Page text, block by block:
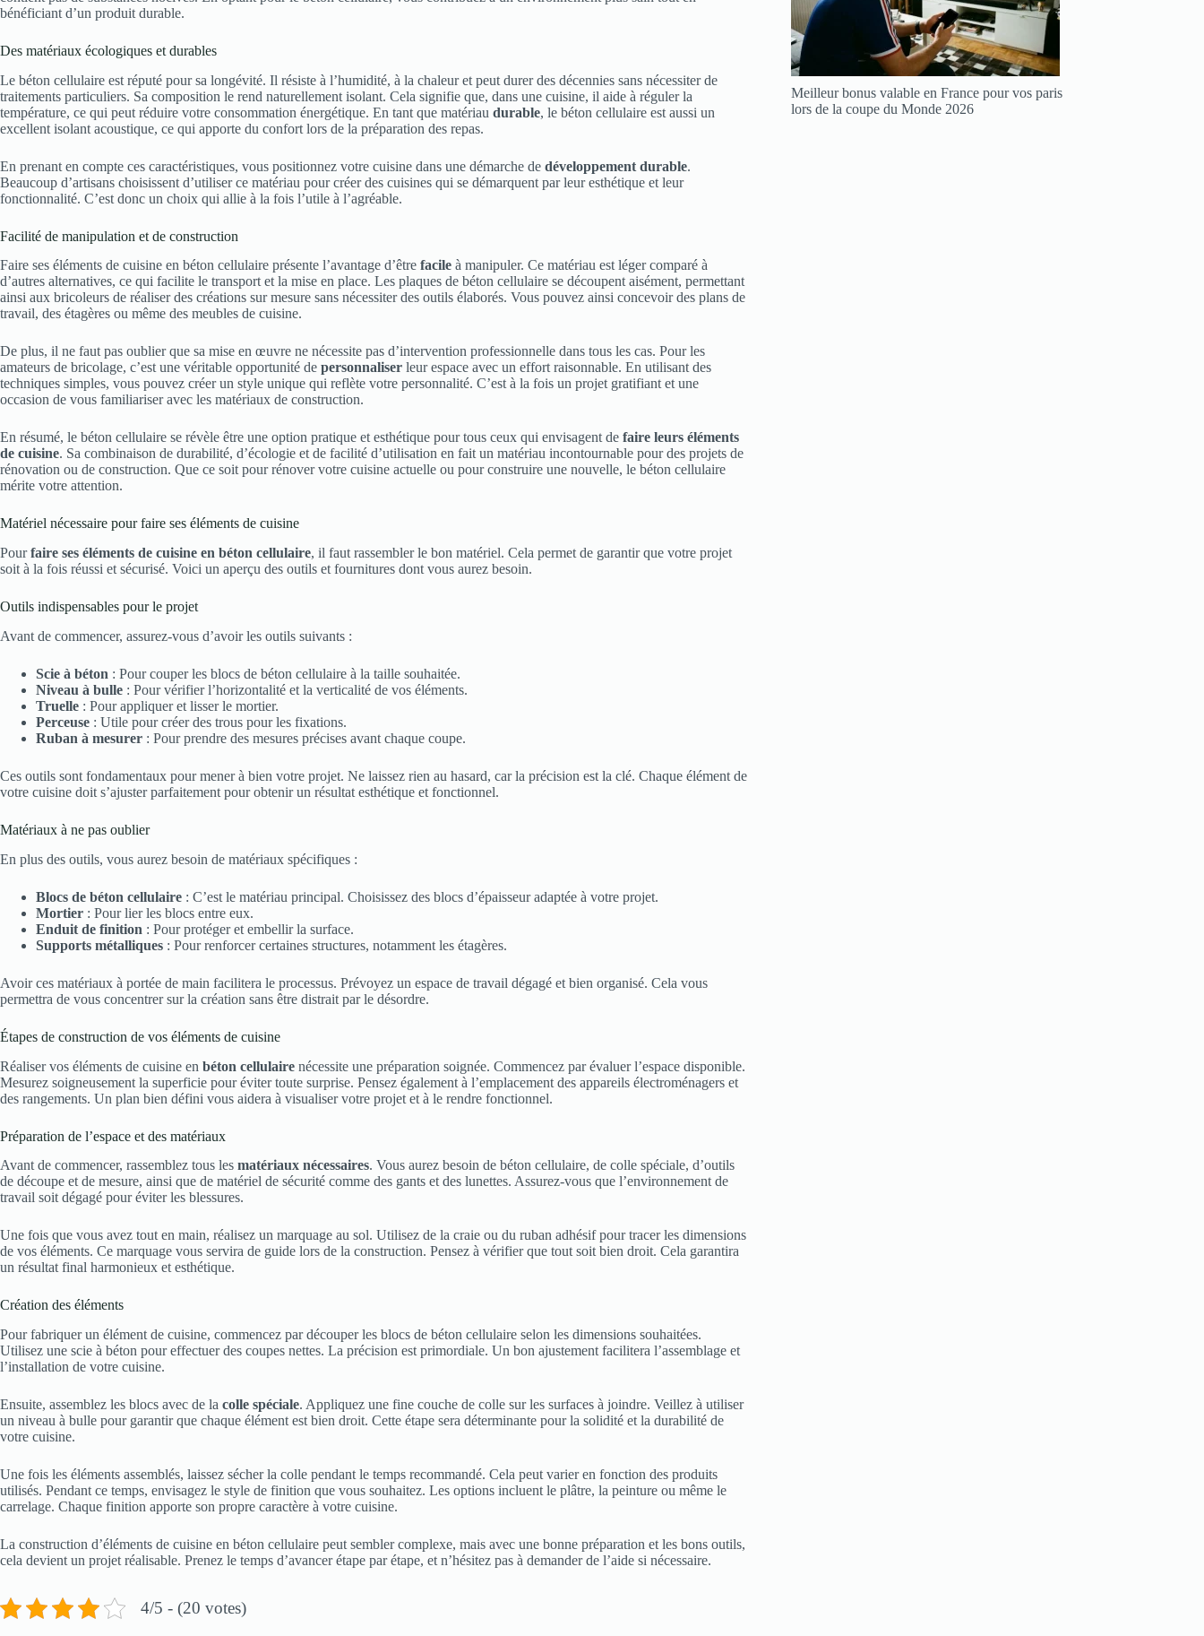
bénéficiant d’un produit durable.
Des matériaux écologiques et durables
Le béton cellulaire est réputé pour sa longévité. Il résiste à l’humidité, à la chaleur et peut durer des décennies sans nécessiter de
traitements particuliers. Sa composition le rend naturellement isolant. Cela signifie que, dans une cuisine, il aide à réguler la
température, ce qui peut réduire votre consommation énergétique. En tant que matériau durable, le béton cellulaire est aussi un
excellent isolant acoustique, ce qui apporte du confort lors de la préparation des repas.
En prenant en compte ces caractéristiques, vous positionnez votre cuisine dans une démarche de développement durable.
Beaucoup d’artisans choisissent d’utiliser ce matériau pour créer des cuisines qui se démarquent par leur esthétique et leur
fonctionnalité. C’est donc un choix qui allie à la fois l’utile à l’agréable.
Facilité de manipulation et de construction
Faire ses éléments de cuisine en béton cellulaire présente l’avantage d’être facile à manipuler. Ce matériau est léger comparé à
d’autres alternatives, ce qui facilite le transport et la mise en place. Les plaques de béton cellulaire se découpent aisément, permettant
ainsi aux bricoleurs de réaliser des créations sur mesure sans nécessiter des outils élaborés. Vous pouvez ainsi concevoir des plans de
travail, des étagères ou même des meubles de cuisine.
De plus, il ne faut pas oublier que sa mise en œuvre ne nécessite pas d’intervention professionnelle dans tous les cas. Pour les
amateurs de bricolage, c’est une véritable opportunité de personnaliser leur espace avec un effort raisonnable. En utilisant des
techniques simples, vous pouvez créer un style unique qui reflète votre personnalité. C’est à la fois un projet gratifiant et une
occasion de vous familiariser avec les matériaux de construction.
En résumé, le béton cellulaire se révèle être une option pratique et esthétique pour tous ceux qui envisagent de faire leurs éléments
de cuisine. Sa combinaison de durabilité, d’écologie et de facilité d’utilisation en fait un matériau incontournable pour des projets de
rénovation ou de construction. Que ce soit pour rénover votre cuisine actuelle ou pour construire une nouvelle, le béton cellulaire
mérite votre attention.
Matériel nécessaire pour faire ses éléments de cuisine
Pourfaire ses éléments de cuisine en béton cellulaire, il faut rassembler le bon matériel. Cela permet de garantir que votre projet
soit à la fois réussi et sécurisé. Voici un aperçu des outils et fournitures dont vous aurez besoin.
Outils indispensables pour le projet
Avant de commencer, assurez-vous d’avoir les outils suivants :
Scie à béton : Pour couper les blocs de béton cellulaire à la taille souhaitée.
Niveau à bulle : Pour vérifier l’horizontalité et la verticalité de vos éléments.
Truelle : Pour appliquer et lisser le mortier.
Perceuse : Utile pour créer des trous pour les fixations.
Ruban à mesurer : Pour prendre des mesures précises avant chaque coupe.
Ces outils sont fondamentaux pour mener à bien votre projet. Ne laissez rien au hasard, car la précision est la clé. Chaque élément de
votre cuisine doit s’ajuster parfaitement pour obtenir un résultat esthétique et fonctionnel.
Matériaux à ne pas oublier
En plus des outils, vous aurez besoin de matériaux spécifiques :
Blocs de béton cellulaire : C’est le matériau principal. Choisissez des blocs d’épaisseur adaptée à votre projet.
Mortier : Pour lier les blocs entre eux.
Enduit de finition : Pour protéger et embellir la surface.
Supports métalliques : Pour renforcer certaines structures, notamment les étagères.
Avoir ces matériaux à portée de main facilitera le processus. Prévoyez un espace de travail dégagé et bien organisé. Cela vous
permettra de vous concentrer sur la création sans être distrait par le désordre.
Étapes de construction de vos éléments de cuisine
Réaliser vos éléments de cuisine en béton cellulaire nécessite une préparation soignée. Commencez par évaluer l’espace disponible.
Mesurez soigneusement la superficie pour éviter toute surprise. Pensez également à l’emplacement des appareils électroménagers et
des rangements. Un plan bien défini vous aidera à visualiser votre projet et à le rendre fonctionnel.
Préparation de l’espace et des matériaux
Avant de commencer, rassemblez tous les matériaux nécessaires. Vous aurez besoin de béton cellulaire, de colle spéciale, d’outils
de découpe et de mesure, ainsi que de matériel de sécurité comme des gants et des lunettes. Assurez-vous que l’environnement de
travail soit dégagé pour éviter les blessures.
Une fois que vous avez tout en main, réalisez un marquage au sol. Utilisez de la craie ou du ruban adhésif pour tracer les dimensions
de vos éléments. Ce marquage vous servira de guide lors de la construction. Pensez à vérifier que tout soit bien droit. Cela garantira
un résultat final harmonieux et esthétique.
Création des éléments
Pour fabriquer un élément de cuisine, commencez par découper les blocs de béton cellulaire selon les dimensions souhaitées.
Utilisez une scie à béton pour effectuer des coupes nettes. La précision est primordiale. Un bon ajustement facilitera l’assemblage et
l’installation de votre cuisine.
Ensuite, assemblez les blocs avec de la colle spéciale. Appliquez une fine couche de colle sur les surfaces à joindre. Veillez à utiliser
un niveau à bulle pour garantir que chaque élément est bien droit. Cette étape sera déterminante pour la solidité et la durabilité de
votre cuisine.
Une fois les éléments assemblés, laissez sécher la colle pendant le temps recommandé. Cela peut varier en fonction des produits
utilisés. Pendant ce temps, envisagez le style de finition que vous souhaitez. Les options incluent le plâtre, la peinture ou même le
carrelage. Chaque finition apporte son propre caractère à votre cuisine.
La construction d’éléments de cuisine en béton cellulaire peut sembler complexe, mais avec une bonne préparation et les bons outils,
cela devient un projet réalisable. Prenez le temps d’avancer étape par étape, et n’hésitez pas à demander de l’aide si nécessaire.
4/5 - (20 votes)
Meilleur bonus valable en France pour vos paris
lors de la coupe du Monde 2026